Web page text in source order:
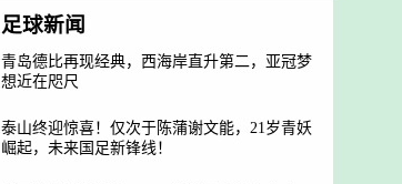
足球新闻
青岛德比再现经典，西海岸直升第二，亚冠梦
想近在咫尺
泰山终迎惊喜！仅次于陈蒲谢文能，21岁青妖
崛起，未来国足新锋线！